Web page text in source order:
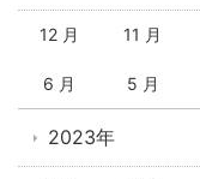
12 月 11 月
6 月 5 月
2023年